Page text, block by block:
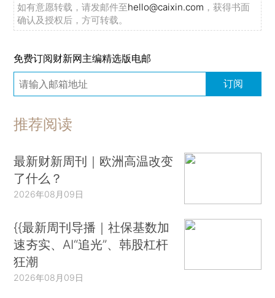
如有意愿转载，请发邮件至hello@caixin.com ，获得书面
确认及授权后，方可转载。
免费订阅财新网主编精选版电邮
订阅
推荐阅读
最新财新周刊｜欧洲高温改变
了什么？
2026年08月09日
{{最新周刊导播｜社保基数加
速夯实、AI“追光”、韩股杠杆
狂潮
2026年08月09日